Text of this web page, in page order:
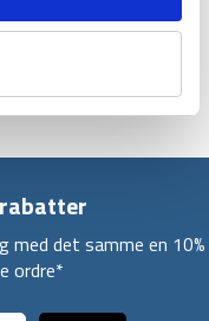
med det samme en 10%
ordre*